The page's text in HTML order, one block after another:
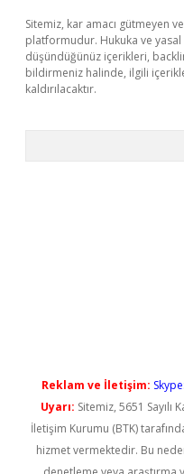
Sitemiz, kar amacı gütmeyen
platformudur. Hukuka ve yasal
düşündüğünüz içerikleri,
bildirmeniz halinde, ilgili
kaldırılacaktır.
Reklam ve İletişim:
Uyarı: Sitemiz, 5651
İletişim Kurumu (BTK)
hizmet vermektedir. Bu